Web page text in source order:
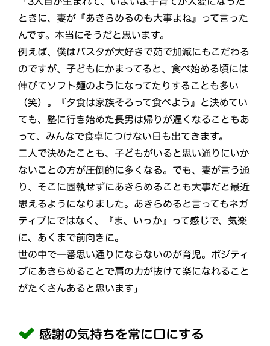
ときに、妻が『あきらめるのも大事よね』って言った
んです。本当にそうだと思います。
例えば、僕はパスタが大好きで茹で加減にもこだわる
のですが、子どもにかまってると、食べ始める頃には
伸びてソフト麺のようになってたりすることも多い
（笑）。『夕食は家族そろって食べよう』と決めてい
ても、塾に行き始めた長男は帰りが遅くなることもあ
って、みんなで食卓につけない日も出てきます。
二人で決めたことも、子どもがいると思い通りにいか
ないことの方が圧倒的に多くなる。でも、妻が言う通
り、そこに固執せずにあきらめることも大事だと最近
思えるようになりました。あきらめると言ってもネガ
ティブにではなく、『ま、いっか』って感じで、気楽
に、あくまで前向きに。
世の中で一番思い通りにならないのが育児。ポジティ
ブにあきらめることで肩の力が抜けて楽になれること
がたくさんあると思います」
感謝の気持ちを常に口にする